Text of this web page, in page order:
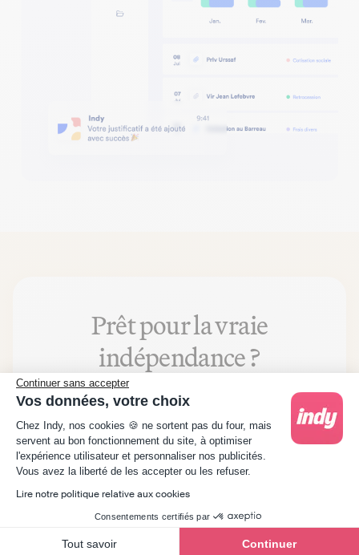
Continuer sans accepter
Vos données, votre choix
Plateforme de Gestion du Consentement :
Chez Indy, nos cookies 🍪 ne sortent pas du four, mais
servent au bon fonctionnement du site, à optimiser
l'expérience utilisateur et personnaliser nos publicités.
Vous avez la liberté de les accepter ou les refuser.
Lire notre politique relative aux cookies
Consentements certifiés par
Tout savoir Continuer
Axeptio consent
Prêt pour la vraie
indépendance ?
Comme plus de 400 000 indépendants,
découvrez la comptabilité ultra-simple et
automatisée.